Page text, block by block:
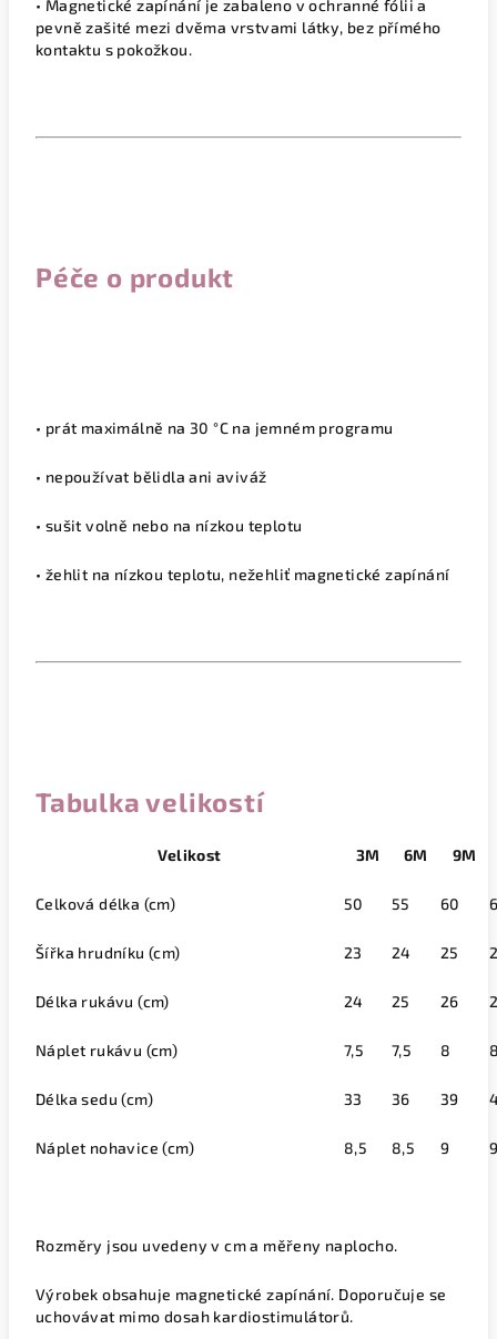
• Magnetické zapínání je zabaleno v ochranné fólii a
pevně zašité mezi dvěma vrstvami látky, bez přímého
kontaktu s pokožkou.
Péče o produkt
• prát maximálně na 30 °C na jemném programu
• nepoužívat bělidla ani aviváž
• sušit volně nebo na nízkou teplotu
• žehlit na nízkou teplotu, nežehliť magnetické zapínání
Tabulka velikostí
Velikost 3M 6M 9M
Celková délka (cm) 50 55 60
Šířka hrudníku (cm) 23 24 25
Délka rukávu (cm) 24 25 26
Náplet rukávu (cm) 7,5 7,5 8
Délka sedu (cm) 33 36 39
Náplet nohavice (cm) 8,5 8,5 9
Rozměry jsou uvedeny v cm a měřeny naplocho.
Výrobek obsahuje magnetické zapínání. Doporučuje se
uchovávat mimo dosah kardiostimulátorů.